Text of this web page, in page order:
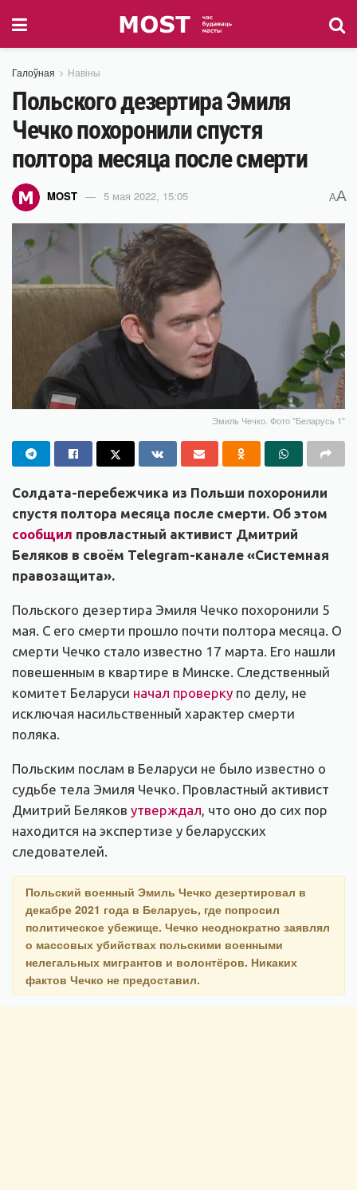
Галоўная Навіны
Польского дезертира Эмиля
Чечко похоронили спустя
полтора месяца после смерти
MOST 5 мая 2022, 15:05 AA
Эмиль Чечко. Фото "Беларусь 1"
Солдата-перебежчика из Польши похоронили
спустя полтора месяца после смерти. Об этом
сообщил провластный активист Дмитрий
Беляков в своём Telegram-канале «Системная
правозащита».
Польского дезертира Эмиля Чечко похоронили 5
мая. С его смерти прошло почти полтора месяца. О
смерти Чечко стало известно 17 марта. Его нашли
повешенным в квартире в Минске. Следственный
комитет Беларуси начал проверку по делу, не
исключая насильственный характер смерти
поляка.
Польским послам в Беларуси не было известно о
судьбе тела Эмиля Чечко. Провластный активист
Дмитрий Беляков утверждал, что оно до сих пор
находится на экспертизе у беларусских
следователей.
Польский военный Эмиль Чечко дезертировал в
декабре 2021 года в Беларусь, где попросил
политическое убежище. Чечко неоднократно заявлял
о массовых убийствах польскими военными
нелегальных мигрантов и волонтёров. Никаких
фактов Чечко не предоставил.